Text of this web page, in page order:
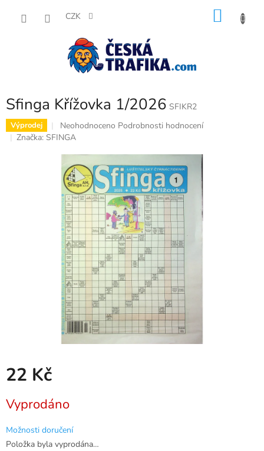
CZK
Sfinga Křížovka 1/2026 SFIKR2
Výprodej
Průměrné
hodnocení
0,0
5
hvězdiček.
Neohodnoceno Podrobnosti hodnocení
Značka: SFINGA
22 Kč
cena:
Vyprodáno
Možnosti doručení
Položka byla vyprodána…